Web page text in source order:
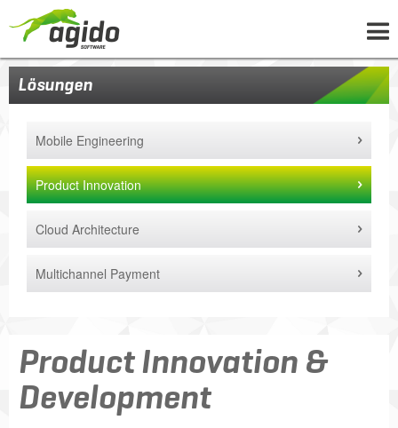
UNTERNEHMEN
PROJEKTE
NEWS
KARRIERE
KONTAKT
Lösungen
Mobile Engineering
Product Innovation
Cloud Architecture
Multichannel Payment
Product Innovation &
Development